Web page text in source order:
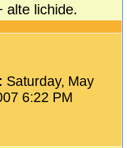
alte lichide.
Saturday, May
6:22 PM